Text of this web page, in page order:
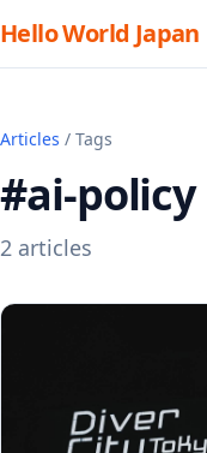
Hello World Japan
Articles / Tags
#ai-policy
2 articles